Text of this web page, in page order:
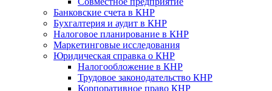
Банковские счета в КНР
Бухгалтерия и аудит в КНР
Налоговое планирование в КНР
Маркетинговые исследования
Юридическая справка о КНР
Налогообложение в КНР
Трудовое законодательство КНР
Корпоративное право КНР